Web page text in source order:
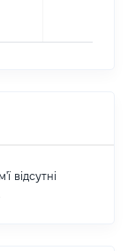
відсутні